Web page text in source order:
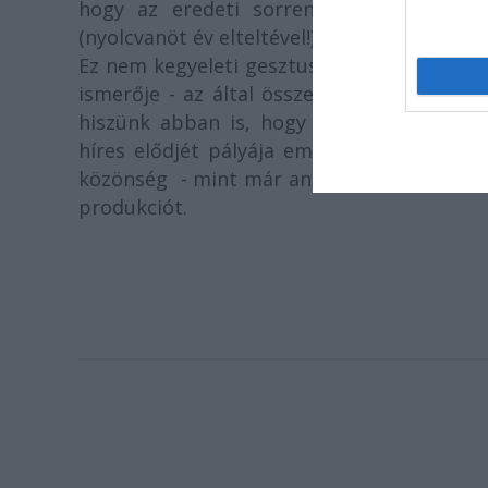
hogy az eredeti sorrendben és az
(nyolcvanöt év elteltével!)
Ez nem kegyeleti gesztus a részünkről.
ismerője - az által összeállított sorrendet
hiszünk abban is, hogy a hármas
híres elődjét pályája emelkedő
közönség - mint már annyiszor a világon
produkciót.